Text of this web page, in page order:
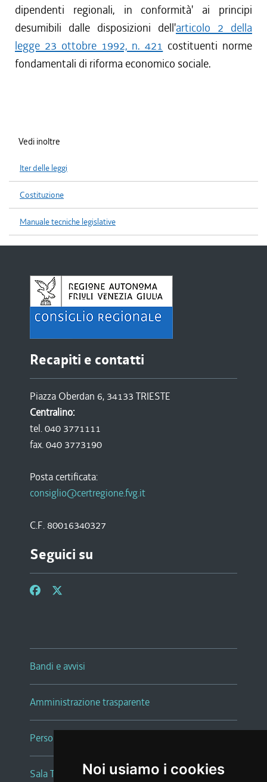
Noi usiamo i cookies
dipendenti regionali, in conformità' ai principi
desumibili dalle disposizioni dell'articolo 2 della
legge 23 ottobre 1992, n. 421 costituenti norme
fondamentali di riforma economico sociale.
Vedi inoltre
Iter delle leggi
Costituzione
Manuale tecniche legislative
Recapiti e contatti
Piazza Oberdan 6, 34133 TRIESTE
Centralino:
tel. 040 3771111
fax. 040 3773190
Posta certificata:
consiglio@certregione.fvg.it
C.F. 80016340327
Seguici su
Bandi e avvisi
Amministrazione trasparente
Persone e Uffici
Sala Tiziano Tessitori